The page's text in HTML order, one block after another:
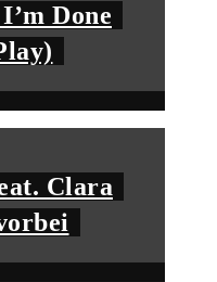
Done
Clara